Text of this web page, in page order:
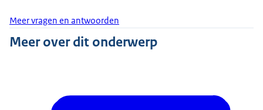
Meer vragen en antwoorden
Meer over dit onderwerp